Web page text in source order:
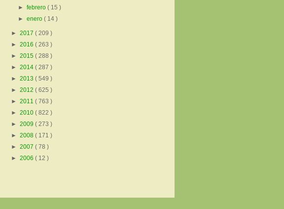
►febrero( 15 )
►enero( 14 )
► 2017 ( 209 )
► 2016 ( 263 )
► 2015 ( 288 )
► 2014 ( 287 )
► 2013 ( 549 )
► 2012 ( 625 )
► 2011 ( 763 )
► 2010 ( 822 )
► 2009 ( 273 )
► 2008 ( 171 )
► 2007 ( 78 )
► 2006 ( 12 )